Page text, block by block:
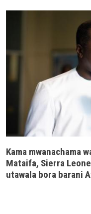
Kama mwanachama
Mataifa, Sierra
utawala bora barani